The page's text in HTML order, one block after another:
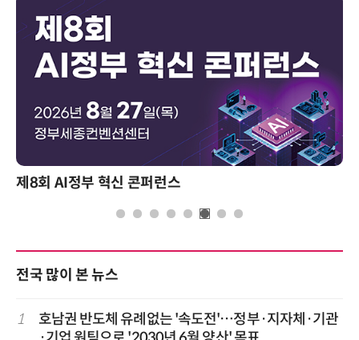
제8회 AI정부 혁신 콘퍼런스
전국 많이 본 뉴스
1
호남권 반도체 유례없는 '속도전'…정부·지자체·기관